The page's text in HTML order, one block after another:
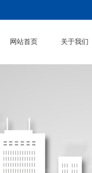
网站首页 关于我们